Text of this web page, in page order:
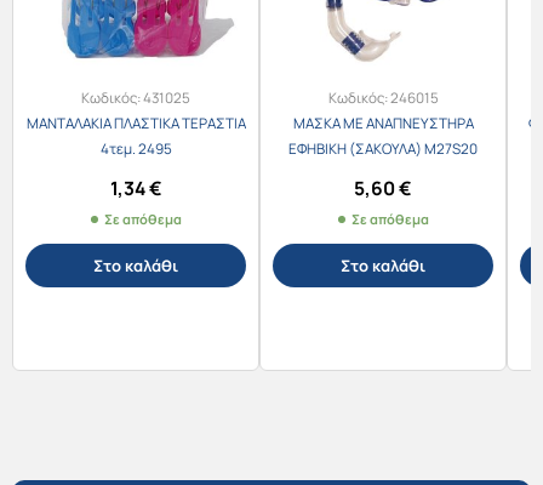
Κωδικός:431025
ΜΑΝΤΑΛΑΚΙΑ ΠΛΑΣΤΙΚΑ ΤΕΡΑΣΤΙΑ
4τεμ. 2495
1,34€
Σε απόθεμα
Στο καλάθι
Κωδικός:246015
ΜΑΣΚΑ ΜΕ ΑΝΑΠΝΕΥΣΤΗΡΑ
ΕΦΗΒΙΚΗ (ΣΑΚΟΥΛΑ) M27S20
5,60€
Σε απόθεμα
Στο καλάθι